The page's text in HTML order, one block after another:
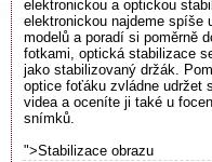
elektronickou a optickou
elektronickou najdeme spíše
modelů a poradí si poměrně
fotkami, optická stabilizace
jako stabilizovaný držák.
optice foťáku zvládne udržet
videa a oceníte ji také u
snímků.
">Stabilizace obrazu